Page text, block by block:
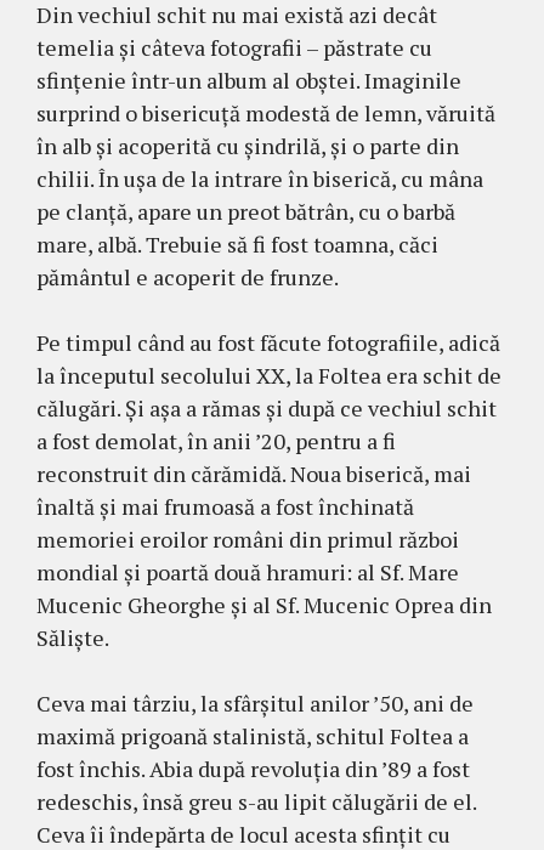
Din vechiul schit nu mai există azi decât
temelia şi câteva fotografii – păstrate cu
sfinţenie într-un album al obştei. Imaginile
surprind o bisericuţă modestă de lemn, văruită
în alb şi acoperită cu şindrilă, şi o parte din
chilii. În uşa de la intrare în biserică, cu mâna
pe clanţă, apare un preot bătrân, cu o barbă
mare, albă. Trebuie să fi fost toamna, căci
pământul e acoperit de frunze.
Pe timpul când au fost făcute fotografiile, adică
la începutul secolului XX, la Foltea era schit de
călugări. Şi aşa a rămas şi după ce vechiul schit
a fost demolat, în anii ’20, pentru a fi
reconstruit din cărămidă. Noua biserică, mai
înaltă şi mai frumoasă a fost închinată
memoriei eroilor români din primul război
mondial şi poartă două hramuri: al Sf. Mare
Mucenic Gheorghe şi al Sf. Mucenic Oprea din
Sălişte.
Ceva mai târziu, la sfârşitul anilor ’50, ani de
maximă prigoană stalinistă, schitul Foltea a
fost închis. Abia după revoluţia din ’89 a fost
redeschis, însă greu s-au lipit călugării de el.
Ceva îi îndepărta de locul acesta sfinţit cu